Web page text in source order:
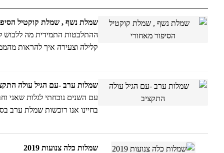
שמלת נשף , שמלת קוקטיל
ההתלבטות התמידית מה ללבוש
קלילה וצעירה איך להראות
שמלות ערב -עם הגיל עולה
עם השנים נוכחתי לגלות שאני
בחיינו אנו רוכשות שמלת ערב
שמלות כלה צנועות 2019